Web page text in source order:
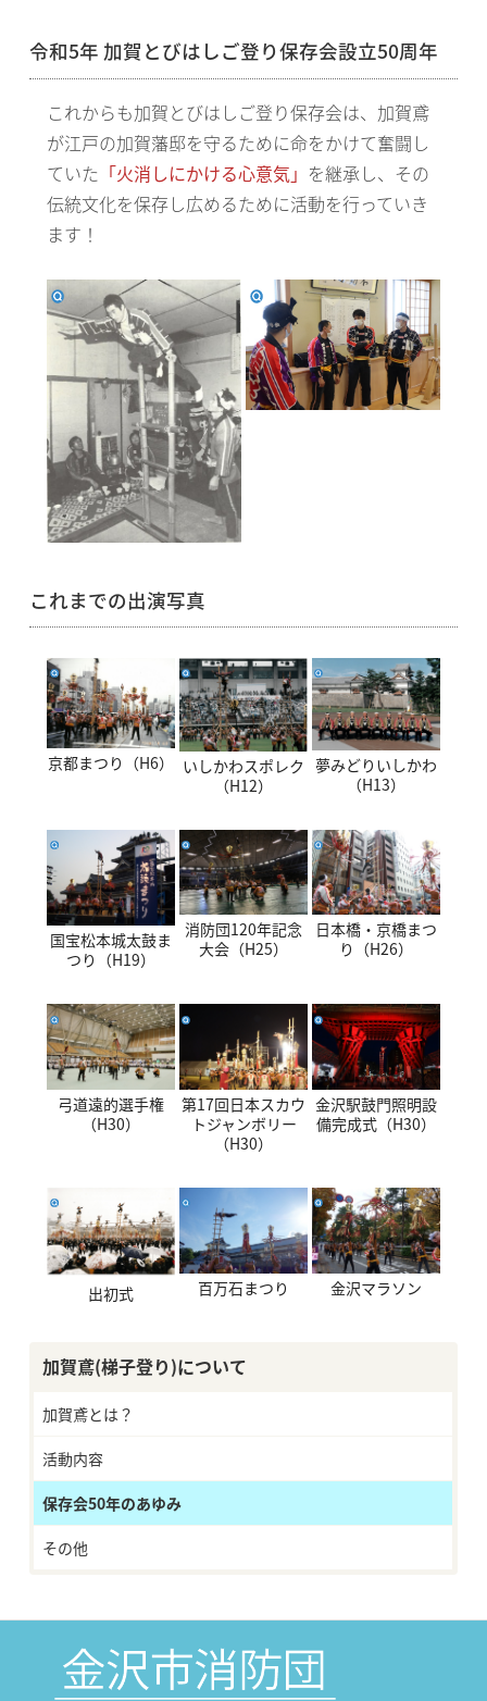
令和5年 加賀とびはしご登り保存会設立50周年
これからも加賀とびはしご登り保存会は、加賀鳶
が江戸の加賀藩邸を守るために命をかけて奮闘し
ていた 「火消しにかける心意気」 を継承し、その
伝統文化を保存し広めるために活動を行っていき
ます！
これまでの出演写真
京都まつり（H6）
いしかわスポレク
（H12）
夢みどりいしかわ
（H13）
国宝松本城太鼓ま
つり（H19）
消防団120年記念
大会（H25）
日本橋・京橋まつ
り（H26）
弓道遠的選手権
（H30）
第17回日本スカウ
トジャンボリー
（H30）
金沢駅鼓門照明設
備完成式（H30）
出初式 百万石まつり 金沢マラソン
加賀鳶(梯子登り)について
加賀鳶とは？
活動内容
保存会50年のあゆみ
その他